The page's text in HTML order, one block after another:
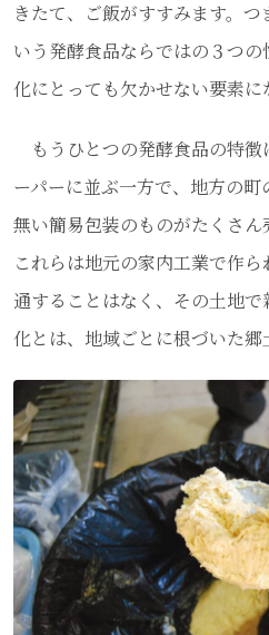
きたて、ご飯がすすみます。
いう発酵食品ならではの３つ
化にとっても欠かせない要素に
もうひとつの発酵食品の特徴
ーパーに並ぶ一方で、地方の
無い簡易包装のものがたくさん
これらは地元の家内工業で作
通することはなく、その土地
化とは、地域ごとに根づいた郷